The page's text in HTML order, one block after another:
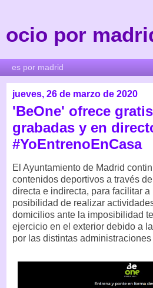
ocio por
jueves, 26 de marzo de 2020
'BeOne' ofrece
grabadas y en
#YoEntrenoEnCasa
El Ayuntamiento de Madrid
contenidos deportivos a través
directa e indirecta, para facilitar
posibilidad de realizar
domicilios ante la imposibilidad
ejercicio en el exterior debido a
por las distintas